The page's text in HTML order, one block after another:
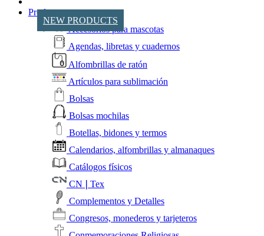
NEW PRODUCTS
Productos
Accesorios para mascotas
Agendas, libretas y cuadernos
Alfombrillas de ratón
Artículos para sublimación
Bolsas
Bolsas mochilas
Botellas, bidones y termos
Calendarios, alfombrillas y almanaques
Catálogos físicos
CN❘Tex
Complementos y Detalles
Congresos, monederos y tarjeteros